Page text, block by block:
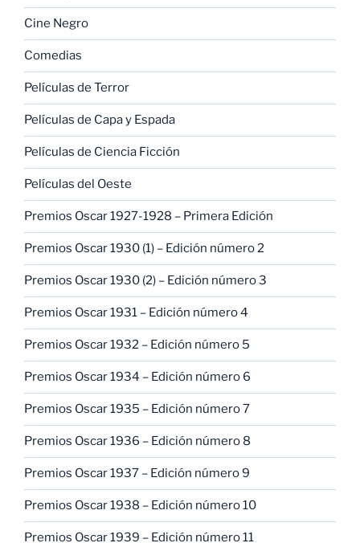
Cine Negro
Comedias
Películas de Terror
Películas de Capa y Espada
Películas de Ciencia Ficción
Películas del Oeste
Premios Oscar 1927-1928 – Primera Edición
Premios Oscar 1930 (1) – Edición número 2
Premios Oscar 1930 (2) – Edición número 3
Premios Oscar 1931 – Edición número 4
Premios Oscar 1932 – Edición número 5
Premios Oscar 1934 – Edición número 6
Premios Oscar 1935 – Edición número 7
Premios Oscar 1936 – Edición número 8
Premios Oscar 1937 – Edición número 9
Premios Oscar 1938 – Edición número 10
Premios Oscar 1939 – Edición número 11